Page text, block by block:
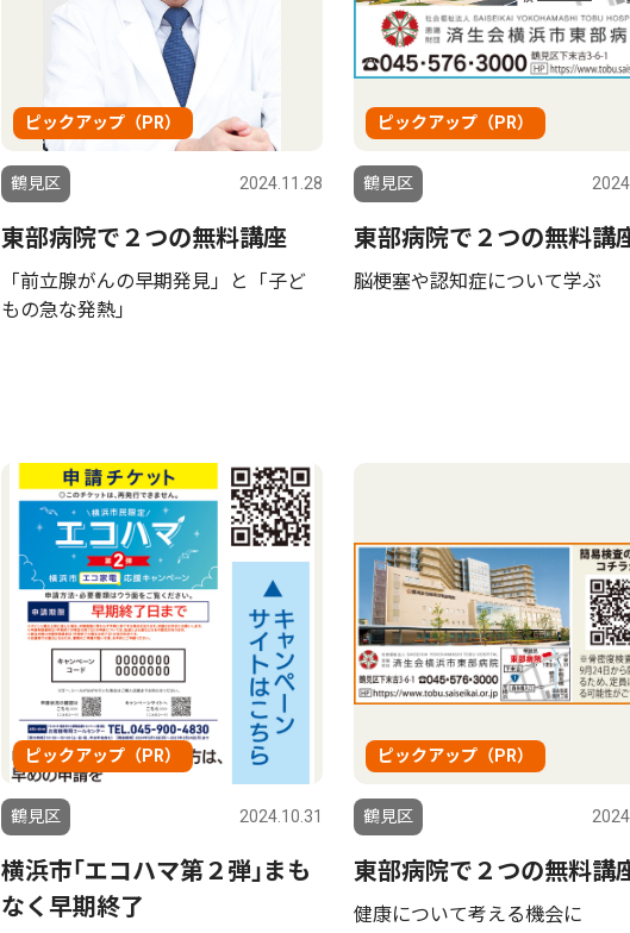
ピックアップ（PR）
鶴見区 2024.11.28
東部病院で２つの無料講座
「前立腺がんの早期発見」と「子ど
もの急な発熱｣
ピックアップ（PR）
鶴見区
東部病院で２つの無料講
脳梗塞や認知症について学ぶ
ピックアップ（PR）
鶴見区 2024.10.31
横浜市｢エコハマ第２弾｣まも
なく早期終了
ピックアップ（PR）
鶴見区
東部病院で２つの無料講
健康について考える機会に